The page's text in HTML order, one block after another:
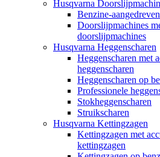
Husqvarna
Benzine-
Doorslijpmachines
doorslijpmachines
Husqvarna Heggenscharen
Heggenscharen met
heggenscharen
Heggenscharen op
Professionele
Stokheggenscharen
Struikscharen
Husqvarna Kettingzagen
Kettingzagen met
kettingzagen